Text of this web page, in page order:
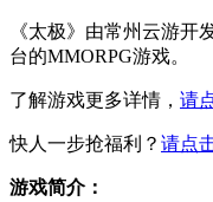
《太极》由常州云游开
台的MMORPG游戏。
了解游戏更多详情， 请
快人一步抢福利？ 请点
游戏简介：